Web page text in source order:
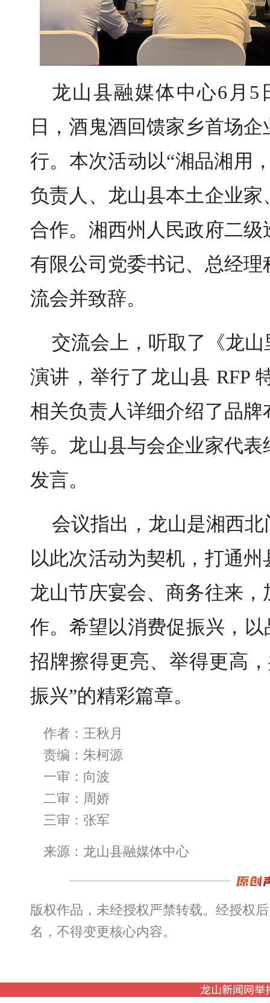
龙山县融媒体中心6月5
日，酒鬼酒回馈家乡首场
行。本次活动以“湘品湘用
负责人、龙山县本土企业
合作。湘西州人民政府二
有限公司党委书记、总经
流会并致辞。
交流会上，听取了《龙
演讲，举行了龙山县 RFP
相关负责人详细介绍了品
等。龙山县与会企业家代
发言。
会议指出，龙山是湘西
以此次活动为契机，打通
龙山节庆宴会、商务往来
作。希望以消费促振兴，
招牌擦得更亮、举得更高
振兴”的精彩篇章。
作者：王秋月
责编：朱柯源
一审：向波
二审：周娇
三审：张军
来源：龙山县融媒体中心
版权作品，未经授权严禁转载。经授权
名，不得变更核心内容。